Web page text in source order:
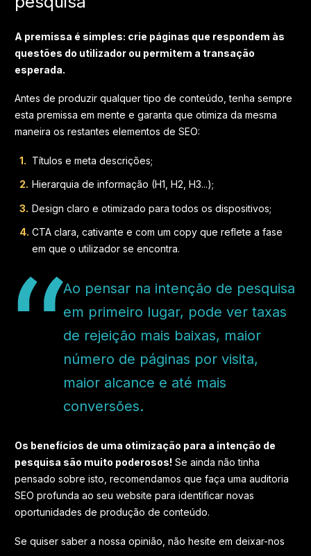
A premissa é simples: crie páginas que respondem às
questões do utilizador ou permitem a transação
esperada.
Antes de produzir qualquer tipo de conteúdo, tenha sempre
esta premissa em mente e garanta que otimiza da mesma
maneira os restantes elementos de SEO:
Títulos e meta descrições;
Hierarquia de informação (H1, H2, H3...);
Design claro e otimizado para todos os dispositivos;
CTA clara, cativante e com um copy que reflete a fase
em que o utilizador se encontra.
Ao pensar na intenção de pesquisa
em primeiro lugar, pode ver taxas
de rejeição mais baixas, maior
número de páginas por visita,
maior alcance e até mais
conversões.
Os benefícios de uma otimização para a intenção de
pesquisa são muito poderosos! Se ainda não tinha
pensado sobre isto, recomendamos que faça uma auditoria
SEO profunda ao seu website para identificar novas
oportunidades de produção de conteúdo.
Se quiser saber a nossa opinião, não hesite em deixar-nos